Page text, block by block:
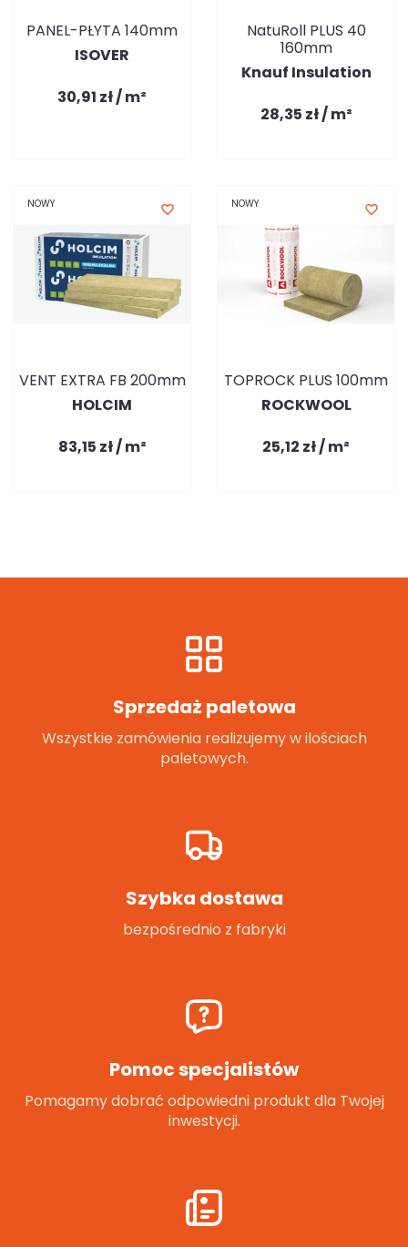
PANEL-PŁYTA 140mm
ISOVER
30,91 zł / m²
NatuRoll PLUS 40
160mm
Knauf Insulation
28,35 zł / m²
NOWY favorite_border
VENT EXTRA FB 200mm
HOLCIM
83,15 zł / m²
NOWY favorite_border
TOPROCK PLUS 100mm
ROCKWOOL
25,12 zł / m²
Sprzedaż paletowa
Wszystkie zamówienia realizujemy w ilościach
paletowych.
Szybka dostawa
bezpośrednio z fabryki
Pomoc specjalistów
Pomagamy dobrać odpowiedni produkt dla Twojej
inwestycji.